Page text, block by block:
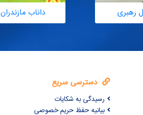
رهبری داناب مازندران
دسترسی سریع
رسیدگی به شکایات
بیانیه حفظ حریم خصوصی